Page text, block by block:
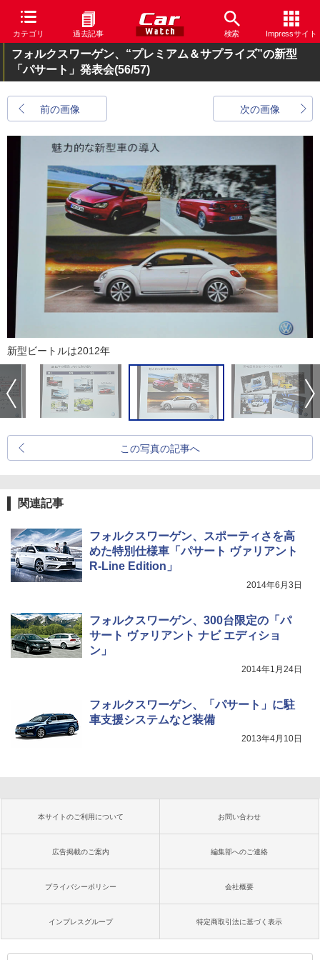
カテゴリ 過去記事 検索 Impressサイト
フォルクスワーゲン、“プレミアム＆サプライズ”の新型
「パサート」発表会(56/57)
前の画像 次の画像
新型ビートルは2012年
この写真の記事へ
関連記事
フォルクスワーゲン、スポーティさを高
めた特別仕様車「パサート ヴァリアント
R-Line Edition」
2014年6月3日
フォルクスワーゲン、300台限定の「パ
サート ヴァリアント ナビ エディショ
ン」
2014年1月24日
フォルクスワーゲン、「パサート」に駐
車支援システムなど装備
2013年4月10日
本サイトのご利用について お問い合わせ
広告掲載のご案内 編集部へのご連絡
プライバシーポリシー 会社概要
インプレスグループ 特定商取引法に基づく表示